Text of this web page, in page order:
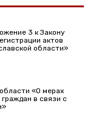
3 к Закону
актов
области»
«О мерах
в связи с